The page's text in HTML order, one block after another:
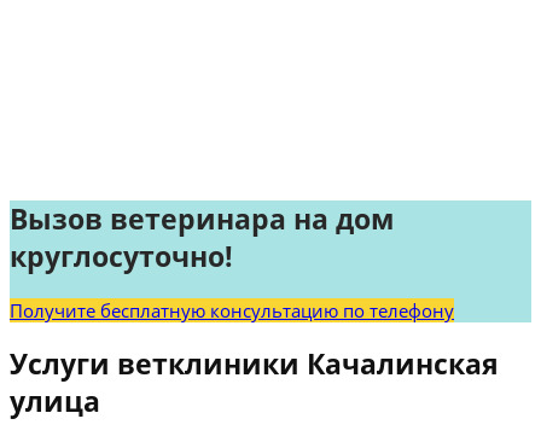
Вызов ветеринара на дом
круглосуточно!
Получите бесплатную консультацию по телефону
Услуги ветклиники Качалинская
улица